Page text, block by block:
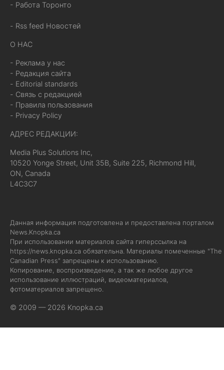
- Работа Торонто
- Rss feed Новостей
О НАС
- Реклама у нас
- Редакция сайта
- Editorial standards
- Связь с редакцией
- Правила пользования
- Privacy Policy
АДРЕС РЕДАКЦИИ:
Media Plus Solutions Inc,
10520 Yonge Street, Unit 35B, Suite 225, Richmond Hill,
ON, Canada
L4C3C7
Данная информация подготовлена и предоставлена порталом
News.Knopka.ca
При использовании материалов сайта гиперссылка на
https://news.knopka.ca обязательна. Материалы помеченные "The
Canadian Press" запрещены к использованию.
Копирование, воспроизведение, а так же любое другое
использование иллюстраций, видеоматериалов,
фотоматериалов запрещено.
© 2009 — 2026 Knopka.ca